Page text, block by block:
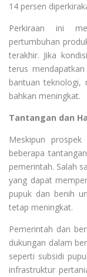
14 persen
Perkiraan ini
pertumbuhan
terakhir. Jika
terus
bantuan teknologi,
bahkan meningkat.
Tantangan dan
Meskipun
beberapa
pemerintah. Salah
yang dapat
pupuk dan benih
tetap meningkat.
Pemerintah dan
dukungan dalam
seperti subsidi
infrastruktur